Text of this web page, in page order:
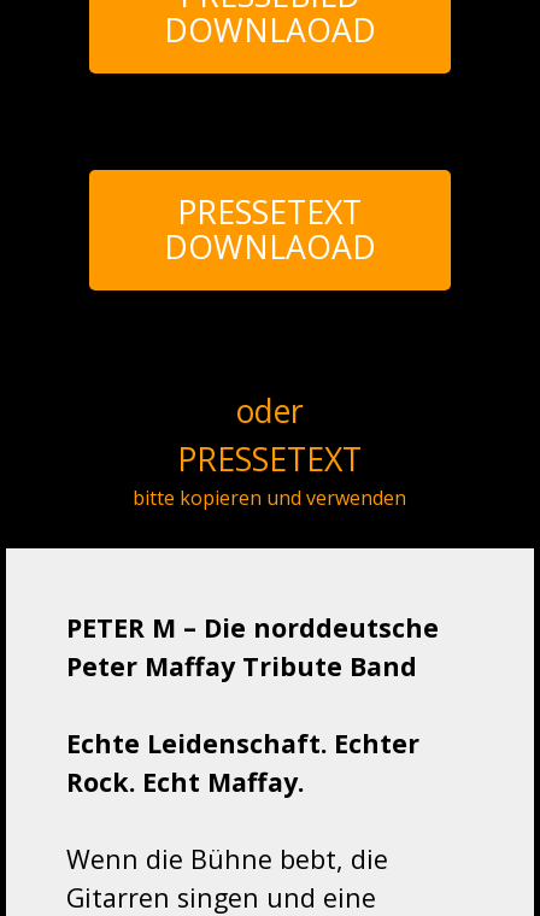
DOWNLAOAD
PRESSETEXT
DOWNLAOAD
oder
PRESSETEXT
bitte kopieren und verwenden
PETER M – Die norddeutsche
Peter Maffay Tribute Band
Echte Leidenschaft. Echter
Rock. Echt Maffay.
Wenn die Bühne bebt, die
Gitarren singen und eine